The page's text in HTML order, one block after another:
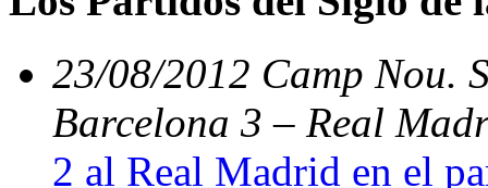
23/08/2012 Camp Nou.
Barcelona 3 – Real
2 al Real Madrid en el